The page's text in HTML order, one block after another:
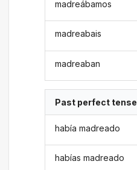
madreábamos
madreabais
madreaban
Past perfect tense
había madreado
habías madreado